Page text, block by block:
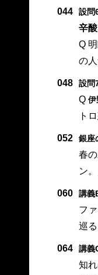
044 設問
辛
Q
の
048 設問
Q 伊
ト
052 銀座
春
ン
060 講義
フ
巡
064 講義
知